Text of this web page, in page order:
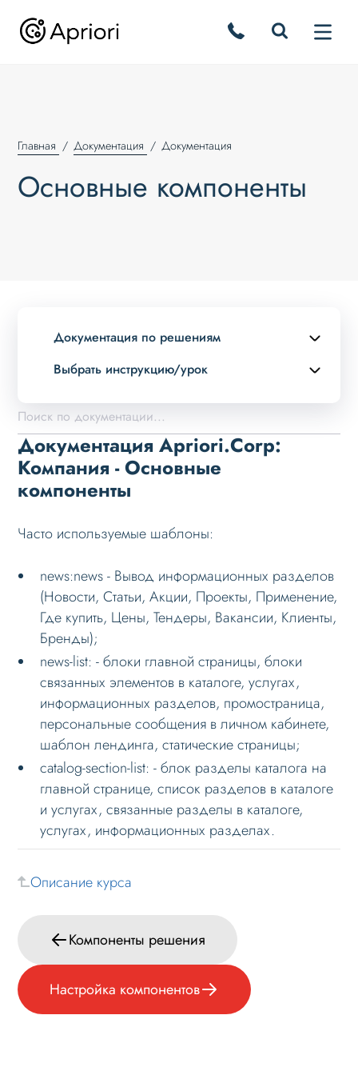
Главная Документация Документация
Основные компоненты
Документация по решениям
Выбрать инструкцию/урок
Описание курса
Возможности
Примеры страниц
Установка и обновление
Дизайн
Оформление контента
Слайдер
Мультирегиональность
Меню сайта
Блоки / секции сайта
Личный кабинет
Формы и коммуникации
SEO и оптимизация
Лендинги и посадочные страницы
Проблемы и решения
Основное по внедрению
Компоненты решения
Документация Apriori.Corp:
Компания - Основные
компоненты
Часто используемые шаблоны:
news:news - Вывод информационных разделов
(Новости, Статьи, Акции, Проекты, Применение,
Где купить, Цены, Тендеры, Вакансии, Клиенты,
Бренды);
news-list: - блоки главной страницы, блоки
связанных элементов в каталоге, услугах,
информационных разделов, промостраница,
персональные сообщения в личном кабинете,
шаблон лендинга, статические страницы;
catalog-section-list: - блок разделы каталога на
главной странице, список разделов в каталоге
и услугах, связанные разделы в каталоге,
услугах, информационных разделах.
Описание курса
Компоненты решения
Настройка компонентов